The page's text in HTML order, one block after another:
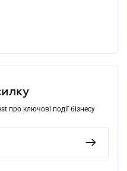
про ключові події бізнесу